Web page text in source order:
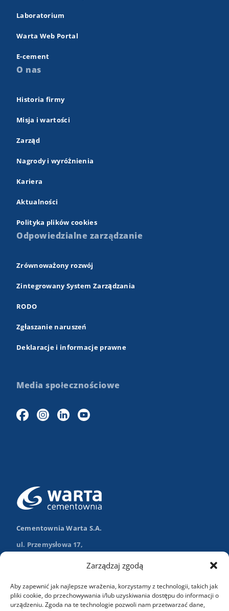
Zarządzaj zgodą
Aby zapewnić jak najlepsze wrażenia, korzystamy z technologii, takich jak
pliki cookie, do przechowywania i/lub uzyskiwania dostępu do informacji o
urządzeniu. Zgoda na te technologie pozwoli nam przetwarzać dane,
Laboratorium
Warta Web Portal
E-cement
O nas
Historia firmy
Misja i wartości
Zarząd
Nagrody i wyróżnienia
Kariera
Aktualności
Polityka plików cookies
Odpowiedzialne zarządzanie
Zrównoważony rozwój
Zintegrowany System Zarządzania
RODO
Zgłaszanie naruszeń
Deklaracje i informacje prawne
Media społecznościowe
Cementownia Warta S.A.
ul. Przemysłowa 17,
Nawiguj w Google Maps
+48 (43) 84 13 003
info@wartasa.com.pl